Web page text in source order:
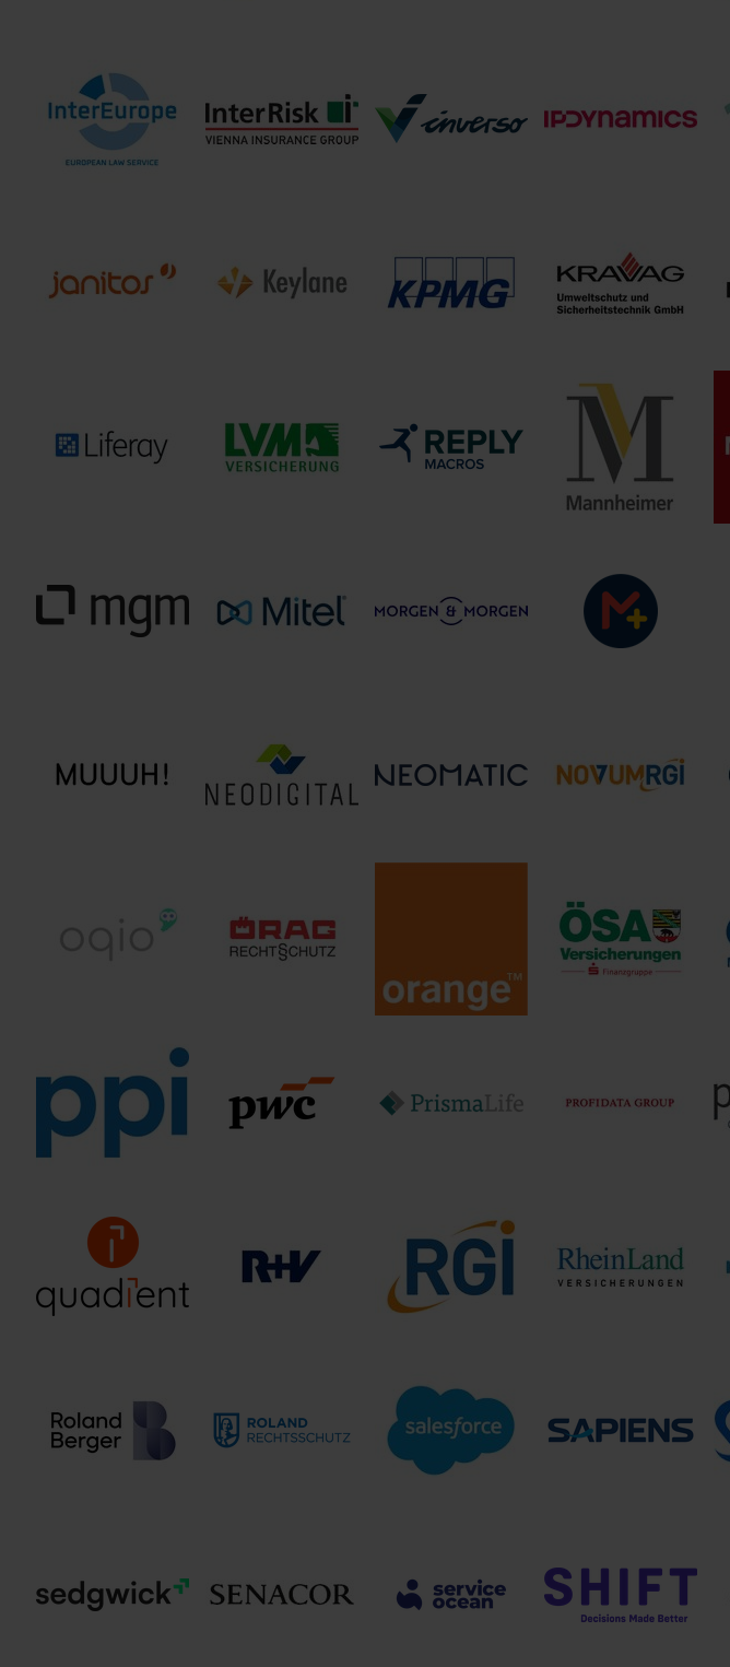
Hicron Allgemeine
Versicherungs AG
Hyland IBM iX
European Law
Service
InterRisk
Versicherungen Versicherungssoftware
mbH
IP Dynamics GmbH
Janitos
Versicherung AG Keylane GmbH KPMG AG
Wirtschaftsprüfungsgesellschaft
KRAVAG
Umweltschutz und
Sicherheitstechnik
GmbH
Liferay GmbH LVM Versicherungen Macros Reply Mannheimer
Versicherung AG
partners GmbH
Mitel Deutschland
GmbH GmbH Mplus
MUUUH! GmbH Neodigital
Versicherung AG Novum-RGI
oqio Rechtschutzversicherungs-
AG
Cyberdefense
Germany GmbH Sachsen-Anhalt
PPI AG GmbH
Wirtschaftsprüfungsgesellschaft
PrismaLife AG Profidata Group
Quadient CXM
Germany GmbH R+V Versicherung AG RGI Gruppe Versicherungen
Roland Berger Rechtsschutz-
Versicherungs-AG
Salesforce Sapiens Germany